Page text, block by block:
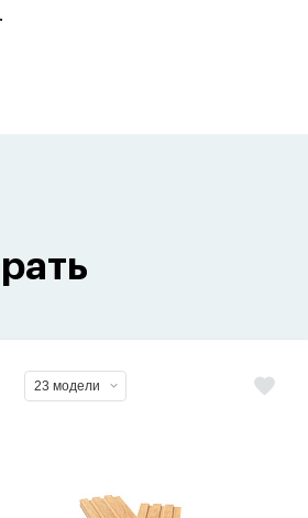
23 модели